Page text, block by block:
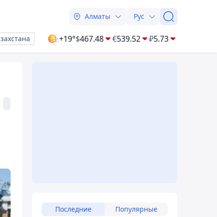
Алматы Рус
+19°$467.48 €539.52 ₽5.73
Последние Популярные